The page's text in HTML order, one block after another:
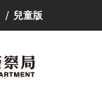
兒童版